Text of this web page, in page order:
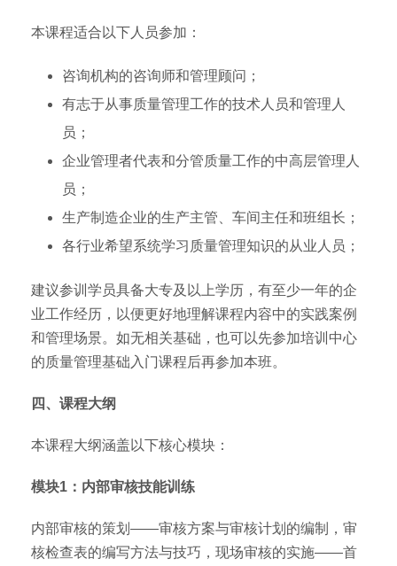
本课程适合以下人员参加：
咨询机构的咨询师和管理顾问；
有志于从事质量管理工作的技术人员和管理人
员；
企业管理者代表和分管质量工作的中高层管理人
员；
生产制造企业的生产主管、车间主任和班组长；
各行业希望系统学习质量管理知识的从业人员；
建议参训学员具备大专及以上学历，有至少一年的企
业工作经历，以便更好地理解课程内容中的实践案例
和管理场景。如无相关基础，也可以先参加培训中心
的质量管理基础入门课程后再参加本班。
四、课程大纲
本课程大纲涵盖以下核心模块：
模块1：内部审核技能训练
内部审核的策划——审核方案与审核计划的编制，审
核检查表的编写方法与技巧，现场审核的实施——首